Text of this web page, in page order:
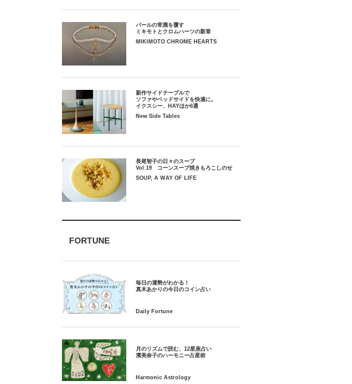
パールの常識を覆す
ミキモトとクロムハーツの新章
MIKIMOTO CHROME HEARTS
新作サイドテーブルで
ソファやベッドサイドを快適に。
イクスシー、HAYほか6選
New Side Tables
長尾智子の日々のスープ
Vol.19 コーンスープ焼きもろこしのせ
SOUP, A WAY OF LIFE
FORTUNE
毎日の運勢がわかる！
月のリズムで読む、12星座占い